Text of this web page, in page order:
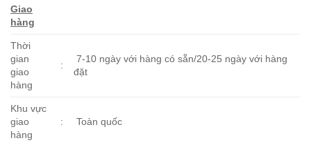
Giao
hàng
Thời
gian
giao
hàng
:
7-10 ngày với hàng có sẵn/20-25 ngày với hàng
đặt
Khu vực
giao
hàng
: Toàn quốc